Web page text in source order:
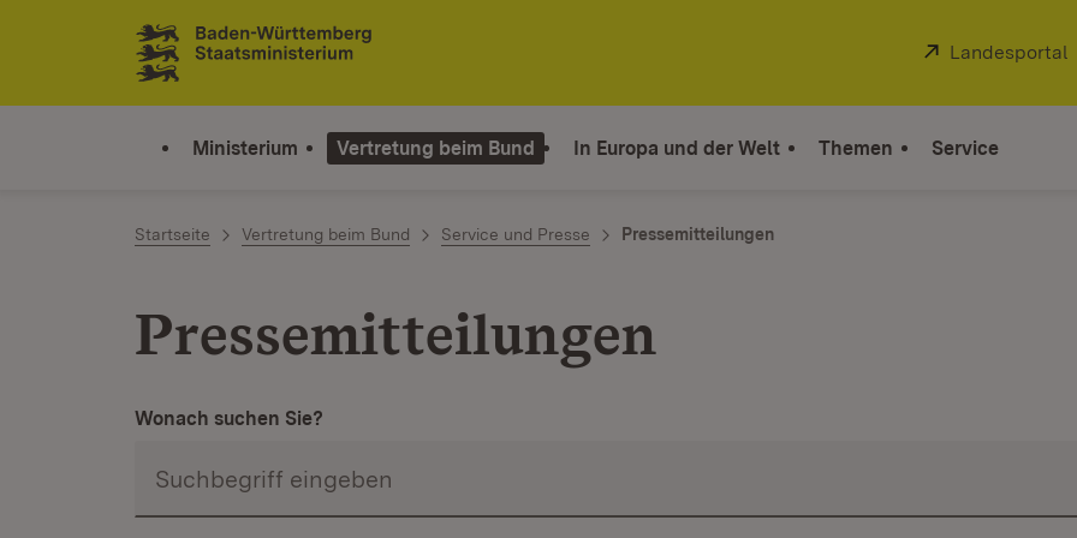
Zum Inhalt springen
Link zur Startseite
Extern:
Landesportal
Ministerium Vertretung beim Bund In Europa und der Welt Themen Service
Startseite Vertretung beim Bund Service und Presse Pressemitteilungen
Pressemitteilungen
Wonach suchen Sie?